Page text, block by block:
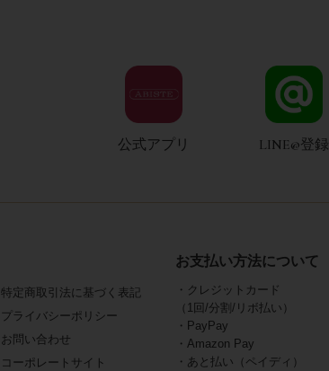
公式アプリ LINE@登録
特定商取引法に基づく表記
プライバシーポリシー
お問い合わせ
コーポレートサイト
お支払い方法について
・クレジットカード
（1回/分割/リボ払い）
・PayPay
・Amazon Pay
・あと払い（ペイディ）